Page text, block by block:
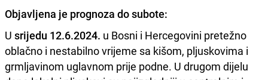
Objavljena je prognoza do subote:
U srijedu 12.6.2024. u Bosni i Hercegovini pretežno
oblačno i nestabilno vrijeme sa kišom, pljuskovima i
grmljavinom uglavnom prije podne. U drugom dijelu